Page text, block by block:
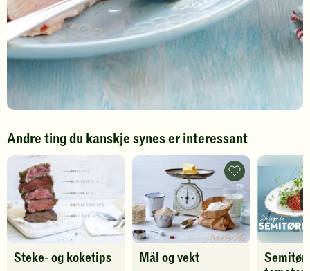
Andre ting du kanskje synes er interessant
Steke- og koketips Mål og vekt
Mål
og
vekt
-
legg
til
favoritter